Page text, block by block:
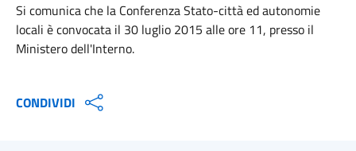
Si comunica che la Conferenza Stato-città ed autonomie
locali è convocata il 30 luglio 2015 alle ore 11, presso il
Ministero dell'Interno.
CONDIVIDI